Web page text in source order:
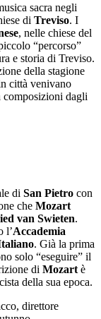
sacra negli
di Treviso. I
, nelle chiese del
“percorso”
e storia di Treviso.
della stagione
città venivano
composizioni dagli
di San Pietro con
che Mozart
van Swieten.
l’Accademia
. Già la prima
solo “eseguire” il
di Mozart è
della sua epoca.